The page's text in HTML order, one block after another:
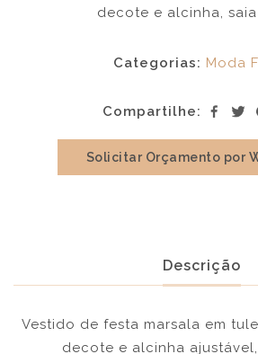
decote e alcinha,
Categorias: Moda
Compartilhe:
Solicitar Orçamento por
Descrição
Vestido de festa marsala em
decote e alcinha